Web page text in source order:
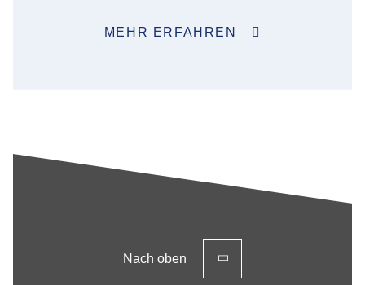
MEHR ERFAHREN
Nach oben